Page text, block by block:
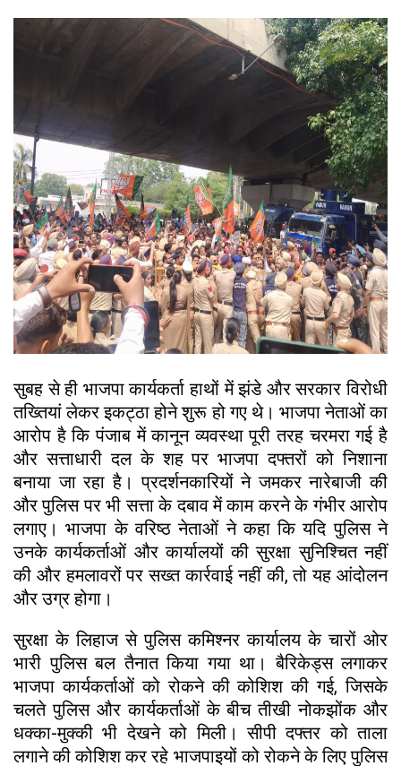
सुबह से ही भाजपा कार्यकर्ता हाथों में झंडे और सरकार विरोधी
तख्तियां लेकर इकट्ठा होने शुरू हो गए थे। भाजपा नेताओं का
आरोप है कि पंजाब में कानून व्यवस्था पूरी तरह चरमरा गई है
और सत्ताधारी दल के शह पर भाजपा दफ्तरों को निशाना
बनाया जा रहा है। प्रदर्शनकारियों ने जमकर नारेबाजी की
और पुलिस पर भी सत्ता के दबाव में काम करने के गंभीर आरोप
लगाए। भाजपा के वरिष्ठ नेताओं ने कहा कि यदि पुलिस ने
उनके कार्यकर्ताओं और कार्यालयों की सुरक्षा सुनिश्चित नहीं
की और हमलावरों पर सख्त कार्रवाई नहीं की, तो यह आंदोलन
और उग्र होगा।
सुरक्षा के लिहाज से पुलिस कमिश्नर कार्यालय के चारों ओर
भारी पुलिस बल तैनात किया गया था। बैरिकेड्स लगाकर
भाजपा कार्यकर्ताओं को रोकने की कोशिश की गई, जिसके
चलते पुलिस और कार्यकर्ताओं के बीच तीखी नोकझोंक और
धक्का-मुक्की भी देखने को मिली। सीपी दफ्तर को ताला
लगाने की कोशिश कर रहे भाजपाइयों को रोकने के लिए पुलिस